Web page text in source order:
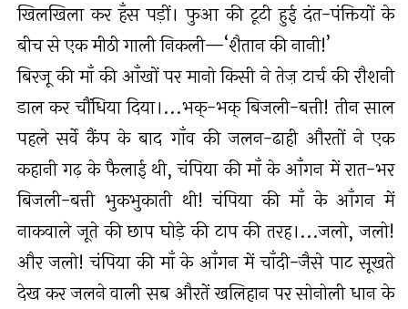
खिलखिला कर हँस पड़ीं। फुआ की टूटी हुई दंत-पंक्तियों के
बीच से एक मीठी गाली निकली—‘शैतान की नानी!’
बिरजू की माँ की आँखों पर मानो किसी ने तेज़ टार्च की रौशनी
डाल कर चौंधिया दिया।...भक्-भक् बिजली-बत्ती! तीन साल
पहले सर्वे कैंप के बाद गाँव की जलन-ढाही औरतों ने एक
कहानी गढ़ के फैलाई थी, चंपिया की माँ के आँगन में रात-भर
बिजली-बत्ती भुकभुकाती थी! चंपिया की माँ के आँगन में
नाकवाले जूते की छाप घोड़े की टाप की तरह।...जलो, जलो!
और जलो! चंपिया की माँ के आँगन में चाँदी-जैसे पाट सूखते
देख कर जलने वाली सब औरतें खलिहान पर सोनोली धान के